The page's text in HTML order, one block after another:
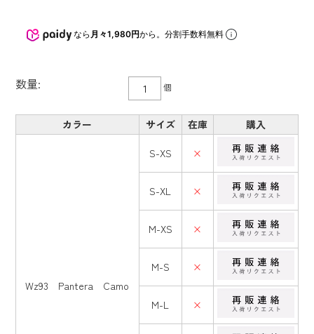
なら 月々1,980円から。分割手数料無料
数量: 個
カラー サイズ 在庫 購入
Wz93 Pantera Camo
S-XS ×
S-XL ×
M-XS ×
M-S ×
M-L ×